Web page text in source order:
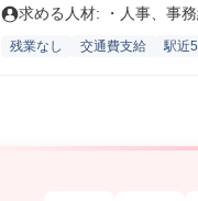
求める人材: ・人事、事
残業なし 交通費支給 駅近